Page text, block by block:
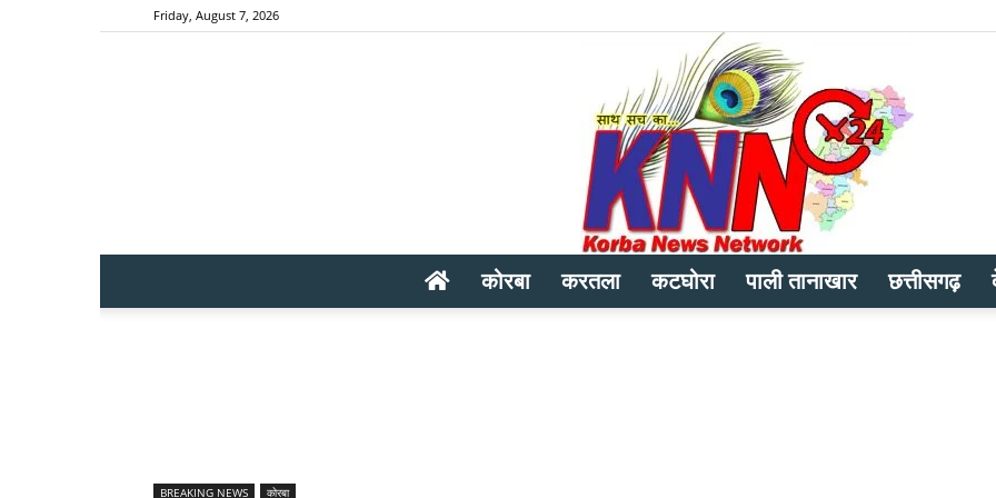
Friday, August 7, 2026
कोरबा करतला कटघोरा पाली तानाखार छत्तीसगढ़
BREAKING NEWS कोरबा